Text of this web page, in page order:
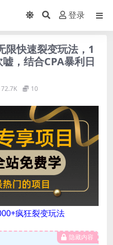
登录
限快速裂变玩法，1
，结合CPA暴利日
72.7K 10
疯狂裂变玩法
隐藏内容